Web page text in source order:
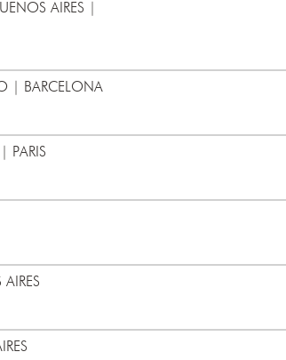
AIRES |
| BARCELONA
PARIS